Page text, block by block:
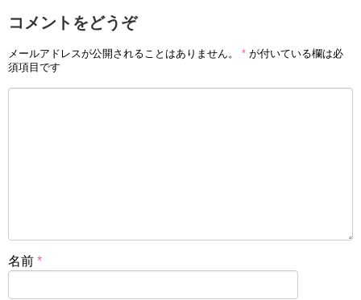
コメントをどうぞ
メールアドレスが公開されることはありません。 * が付いている欄は必
須項目です
名前 *